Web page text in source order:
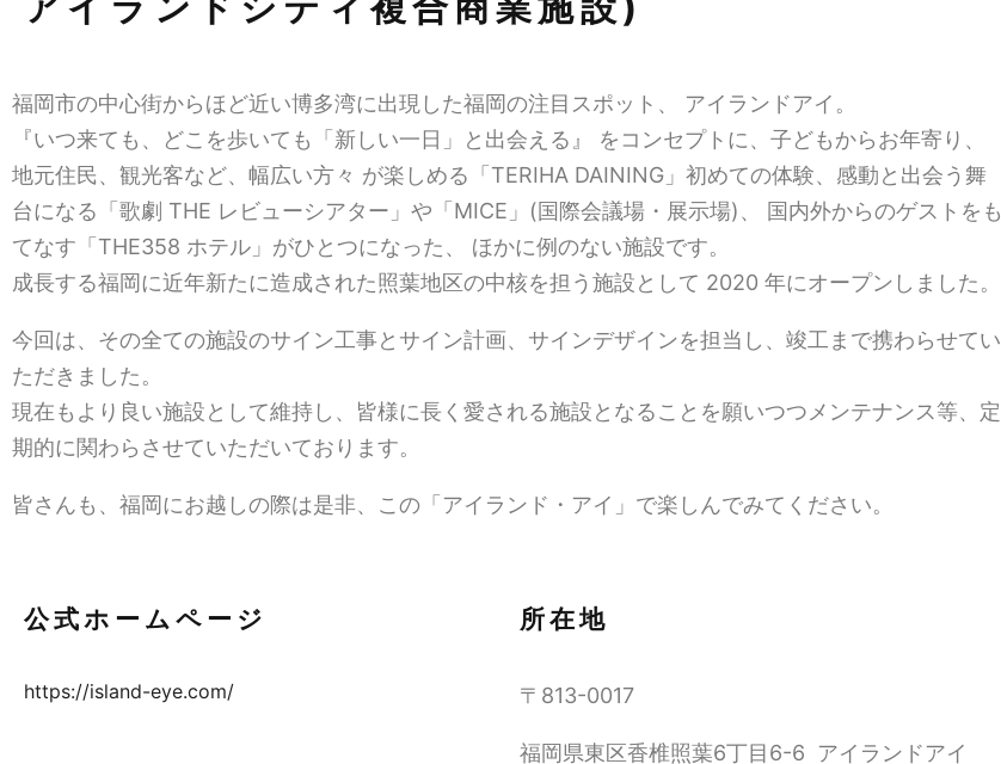
福岡市の中心街からほど近い博多湾に出現した福岡の注目スポット、 アイランドアイ。
『いつ来ても、どこを歩いても「新しい一日」と出会える』 をコンセプトに、子どもからお年寄り、
地元住民、観光客など、幅広い方々 が楽しめる「TERIHA DAINING」初めての体験、感動と出会う舞
台になる「歌劇 THE レビューシアター」や「MICE」(国際会議場・展示場)、 国内外からのゲストをも
てなす「THE358 ホテル」がひとつになった、 ほかに例のない施設です。
成長する福岡に近年新たに造成された照葉地区の中核を担う施設として 2020 年にオープンしました。
今回は、その全ての施設のサイン工事とサイン計画、サインデザインを担当し、竣工まで携わらせてい
ただきました。
現在もより良い施設として維持し、皆様に長く愛される施設となることを願いつつメンテナンス等、定
期的に関わらさせていただいております。
皆さんも、福岡にお越しの際は是非、この「アイランド・アイ」で楽しんでみてください。
公式ホームページ
https://island-eye.com/
所在地
〒813-0017
福岡県東区香椎照葉6丁目6-6 アイランドアイ